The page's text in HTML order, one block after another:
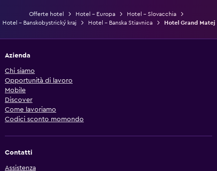
Offerte hotel Hotel - Europa
Hotel - Slovacchia
Hotel - Banskobystrický kraj
Hotel - Banska Stiavnica Hotel Grand Matej
Azienda
Chi siamo
Opportunità di lavoro
Mobile
Discover
Come lavoriamo
Codici sconto momondo
Contatti
Assistenza